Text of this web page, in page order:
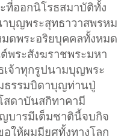
ออกนิโรธสมาบัติทั้ง
บุญพระสุทธาวาสพรหม
ดพระอริยบุคคลทั้งหมด
พระสังฆราชพระมหา
เจ้าทุกรูปนามบุญพระ
ธรรมบิดาบุญท่านปู่
ดาบันสกิทาคามี
บารมีเต็มชาตินี้จบกิจ
ให้ผมมียศทั้งทางโลก